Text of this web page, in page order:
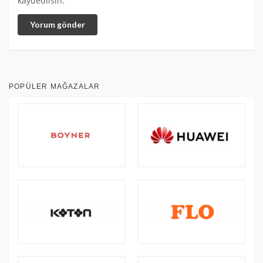
Yorum gönder
POPÜLER MAĞAZALAR